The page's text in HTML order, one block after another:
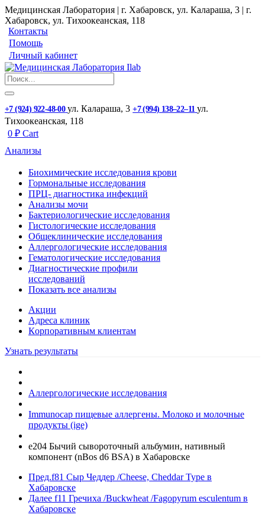
Медицинская Лаборатория | г. Хабаровск, ул. Калараша, 3 | г.
Хабаровск, ул. ​Тихоокеанская, 118
Контакты
Помощь
Личный кабинет
+7 (924) 922-48-00 ул. ​Калараша, 3 +7 (994) 138‒22‒11 ул. ​
Тихоокеанская, 118
0 ₽ Cart
Анализы
Биохимические исследования крови
Гормональные исследования
ПРЦ- диагностика инфекций
Анализы мочи
Бактериологические исследования
Гистологические исследования
Общеклинические исследования
Аллергологические исследования
Гематологические исследования
Диагностические профили
исследований
Показать все анализы
Акции
Адреса клиник
Кoрпоративным клиентам
Узнать результаты
Аллергологические исследования
Immunocap пищевые аллергены. Молоко и молочные
продукты (ige)
e204 Бычий сывороточный альбумин, нативный
компонент (nBos d6 BSA) в Хабаровске
Пред.f81 Сыр Чеддер /Cheese, Сheddar Type в
Хабаровске
Далее f11 Гречиха /Buckwheat /Fagopyrum esculentum в
Хабаровске